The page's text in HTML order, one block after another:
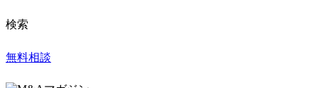
検索
無料相談